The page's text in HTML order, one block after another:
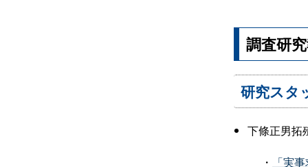
調査研
研究スタ
下條正男拓
・
「実